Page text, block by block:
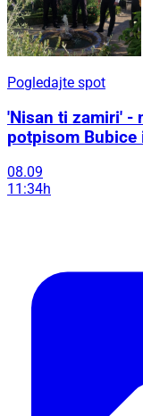
Pogledajte spot
'Nisan ti zamiri' -
potpisom Bubice
08.09
11:34h